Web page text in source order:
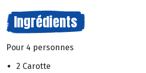
Ingrédients
Pour 4 personnes
2 Carotte